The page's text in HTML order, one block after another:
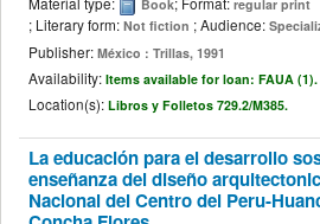
Book regular print
; Literary form: Not fiction ; Audience:
Publisher: México : Trillas, 1991
Availability: Items available for loan: FAUA (1).
Location(s): Libros y Folletos 729.2/M385.
La educación para el desarrollo
enseñanza del diseño
Nacional del Centro del Peru-